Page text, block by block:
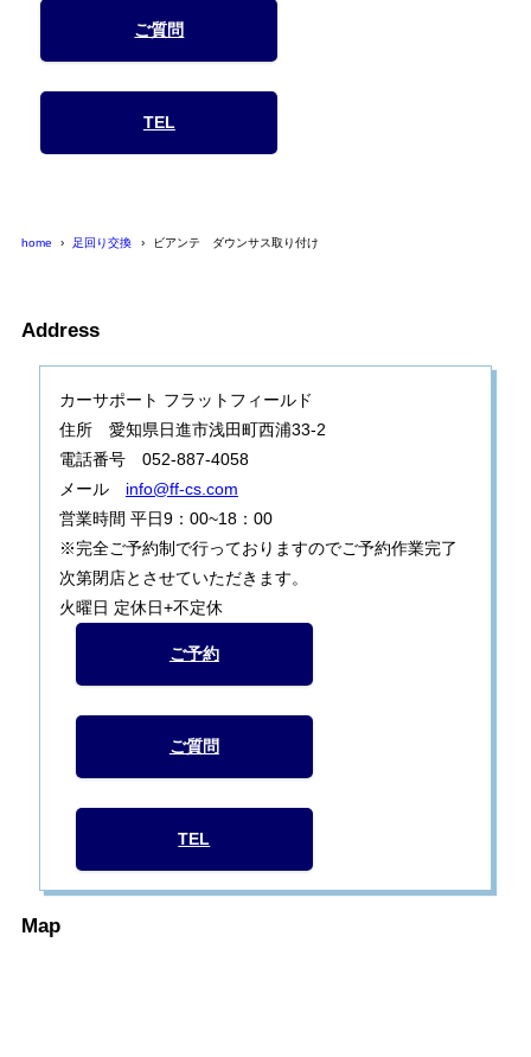
ご質問
TEL
home 足回り交換 ビアンテ ダウンサス取り付け
Address
カーサポート フラットフィールド
住所 愛知県日進市浅田町西浦33-2
電話番号 052-887-4058
メール info@ff-cs.com
営業時間 平日9：00~18：00
※完全ご予約制で行っておりますのでご予約作業完了
次第閉店とさせていただきます。
火曜日 定休日+不定休
ご予約
ご質問
TEL
Map